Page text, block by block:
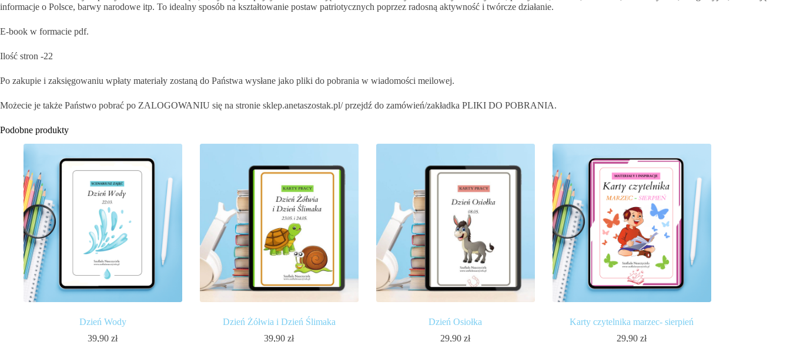
informacje o Polsce, barwy narodowe itp. To idealny sposób na kształtowanie postaw patriotycznych poprzez radosną aktywność i twórcze działanie.
E-book w formacie pdf.
Ilość stron -22
Po zakupie i zaksięgowaniu wpłaty materiały zostaną do Państwa wysłane jako pliki do pobrania w wiadomości meilowej.
Możecie je także Państwo pobrać po ZALOGOWANIU się na stronie sklep.anetaszostak.pl/ przejdź do zamówień/zakładka PLIKI DO POBRANIA.
Podobne produkty
Dzień Wody
39,90zł
Dzień Żółwia i Dzień Ślimaka
39,90zł
Dzień Osiołka
29,90zł
Karty czytelnika marzec- sierpień
29,90zł